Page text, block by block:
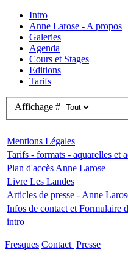
Intro
Anne Larose - A propos
Galeries
Agenda
Cours et Stages
Editions
Tarifs
Affichage #
Mentions Légales
Tarifs - formats - aquarelles et
Plan d'accès Anne Larose
Livre Les Landes
Articles de presse - Anne
Infos de contact et Formulaire
intro
Fresques Contact Presse